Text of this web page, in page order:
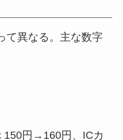
て異なる。主な数字
150円→160円、ICカ